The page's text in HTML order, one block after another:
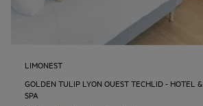
LIMONEST
GOLDEN TULIP LYON OUEST TECHLID - HOTEL &
SPA